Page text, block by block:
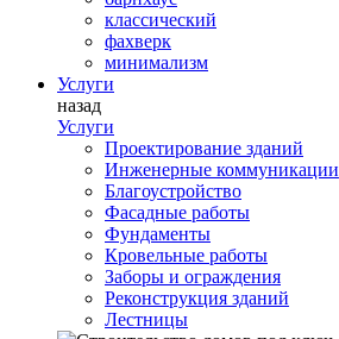
классический
фахверк
минимализм
Услуги
назад
Услуги
Проектирование зданий
Инженерные коммуникации
Благоустройство
Фасадные работы
Фундаменты
Кровельные работы
Заборы и ограждения
Реконструкция зданий
Лестницы